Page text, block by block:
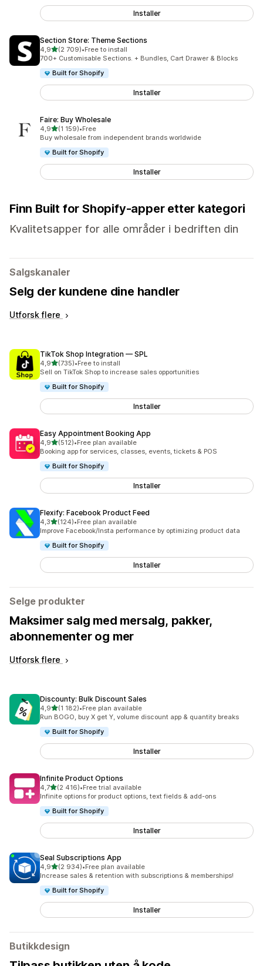
Installer
Section Store: Theme Sections
4,9av 5 stjerner
(2 709)
Totalt 2709 omtaler
•Free to install
700+ Customisable Sections. + Bundles, Cart Drawer & Blocks
Built for Shopify
Installer
Faire: Buy Wholesale
4,9av 5 stjerner
(1 159)
Totalt 1159 omtaler
•Free
Buy wholesale from independent brands worldwide
Built for Shopify
Installer
Finn Built for Shopify-apper etter kategori
Kvalitetsapper for alle områder i bedriften din
Salgskanaler
Selg der kundene dine handler
Utforsk flere
TikTok Shop Integration — SPL
4,9av 5 stjerner
(735)
Totalt 735 omtaler
•Free to install
Sell on TikTok Shop to increase sales opportunities
Built for Shopify
Installer
Easy Appointment Booking App
4,9av 5 stjerner
(512)
Totalt 512 omtaler
•Free plan available
Booking app for services, classes, events, tickets & POS
Built for Shopify
Installer
Flexify: Facebook Product Feed
4,3av 5 stjerner
(124)
Totalt 124 omtaler
•Free plan available
Improve Facebook/Insta performance by optimizing product data
Built for Shopify
Installer
Selge produkter
Maksimer salg med mersalg, pakker,
abonnementer og mer
Utforsk flere
Discounty: Bulk Discount Sales
4,9av 5 stjerner
(1 182)
Totalt 1182 omtaler
•Free plan available
Run BOGO, buy X get Y, volume discount app & quantity breaks
Built for Shopify
Installer
Infinite Product Options
4,7av 5 stjerner
(2 416)
Totalt 2416 omtaler
•Free trial available
Infinite options for product options, text fields & add-ons
Built for Shopify
Installer
Seal Subscriptions App
4,9av 5 stjerner
(2 934)
Totalt 2934 omtaler
•Free plan available
Increase sales & retention with subscriptions & memberships!
Built for Shopify
Installer
Butikkdesign